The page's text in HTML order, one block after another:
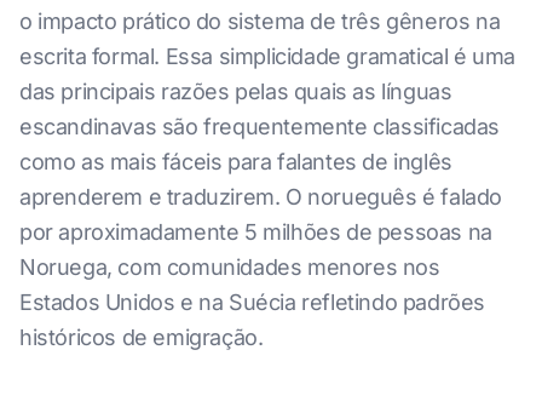
o impacto prático do sistema de três gêneros na
escrita formal. Essa simplicidade gramatical é uma
das principais razões pelas quais as línguas
escandinavas são frequentemente classificadas
como as mais fáceis para falantes de inglês
aprenderem e traduzirem. O norueguês é falado
por aproximadamente 5 milhões de pessoas na
Noruega, com comunidades menores nos
Estados Unidos e na Suécia refletindo padrões
históricos de emigração.